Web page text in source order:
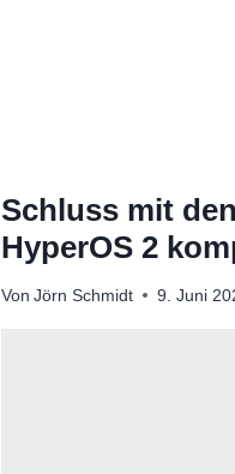
Schluss mit
HyperOS 2
Von Jörn Schmidt 9. Juni